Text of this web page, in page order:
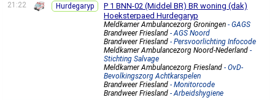
21:22
Hurdegaryp
P 1 BNN-02 (Middel BR) BR woning (dak)
Hoeksterpaed Hurdegaryp
Meldkamer Ambulancezorg Groningen - GAGS
Brandweer Friesland - AGS Noord
Brandweer Friesland - Persvoorlichting Infocode
Meldkamer Ambulancezorg Noord-Nederland -
Stichting Salvage
Meldkamer Ambulancezorg Friesland - OvD-
Bevolkingszorg Achtkarspelen
Brandweer Friesland - Monitorcode
Brandweer Friesland - Arbeidshygiene